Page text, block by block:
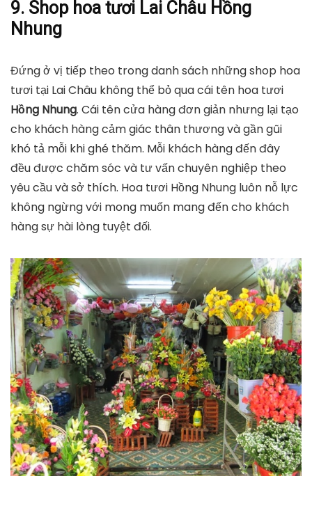
9. Shop hoa tươi Lai Châu Hồng
Nhung
Đứng ở vị tiếp theo trong danh sách những shop hoa
tươi tại Lai Châu không thể bỏ qua cái tên hoa tươi
Hồng Nhung. Cái tên cửa hàng đơn giản nhưng lại tạo
cho khách hàng cảm giác thân thương và gần gũi
khó tả mỗi khi ghé thăm. Mỗi khách hàng đến đây
đều được chăm sóc và tư vấn chuyên nghiệp theo
yêu cầu và sở thích. Hoa tươi Hồng Nhung luôn nỗ lực
không ngừng với mong muốn mang đến cho khách
hàng sự hài lòng tuyệt đối.